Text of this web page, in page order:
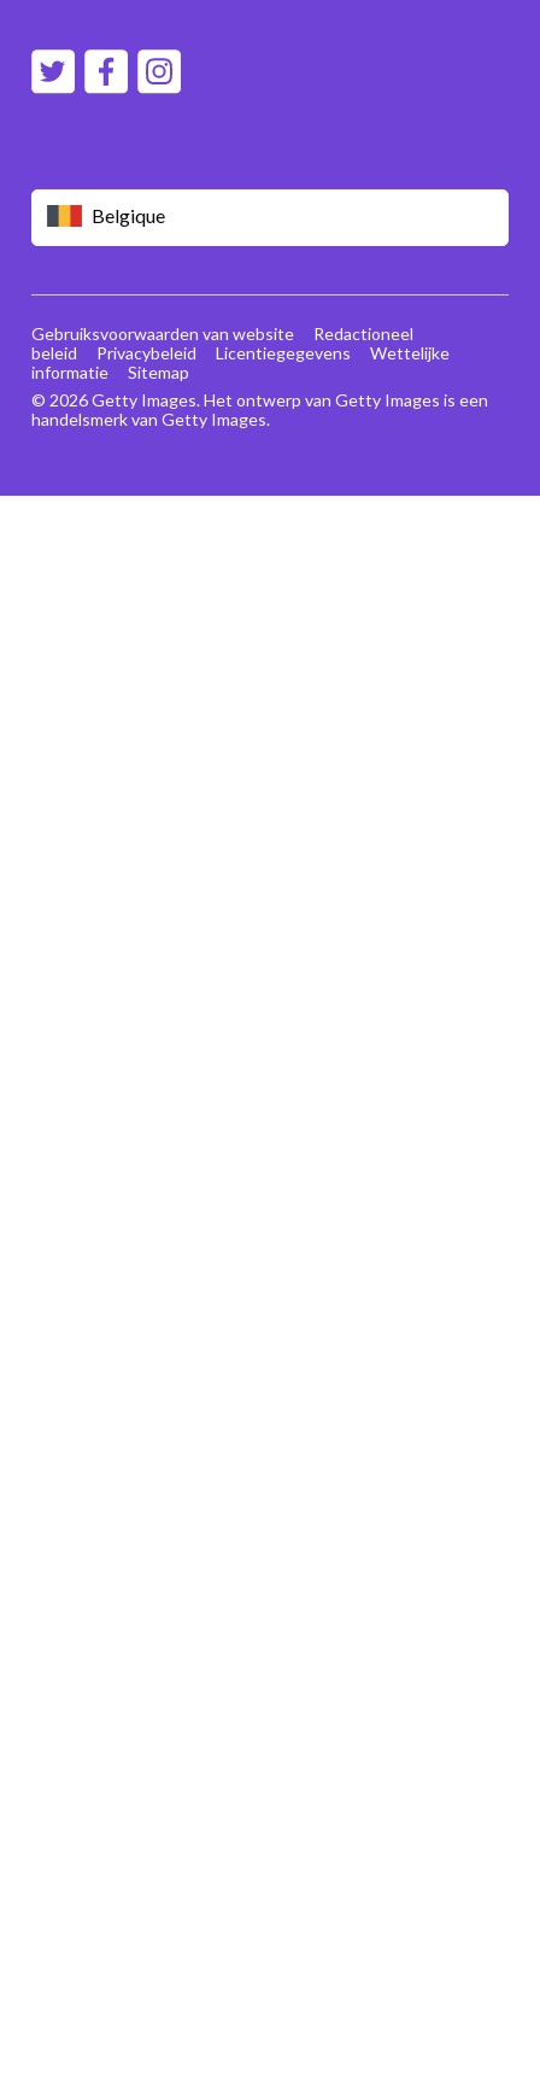
Belgique
© 2026 Getty Images. Het ontwerp van Getty Images is een
handelsmerk van Getty Images.
Gebruiksvoorwaarden van website
Redactioneel
beleid
Privacybeleid Licentiegegevens
Wettelijke
informatie
Sitemap